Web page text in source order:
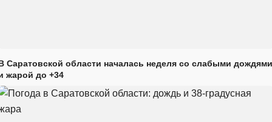
Саратовской области началась неделя со слабыми дождями
жарой до +34